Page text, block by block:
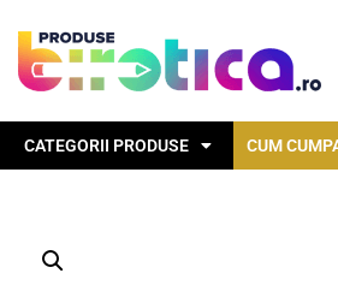
CATEGORII PRODUSE CUM